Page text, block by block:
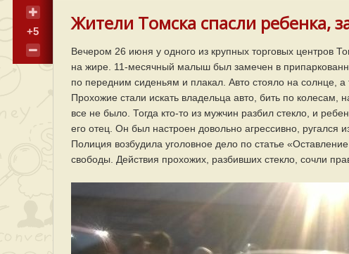
+5 Жители Томска спасли ребенка,
Вечером 26 июня у одного из крупных торговых центров
на жире. 11-месячный малыш был замечен в
по передним сиденьям и плакал. Авто стояло на солнце, а
Прохожие стали искать владельца авто, бить по колесам,
все не было. Тогда кто-то из мужчин разбил стекло, и
его отец. Он был настроен довольно агрессивно, ругался
Полиция возбудила уголовное дело по статье
свободы. Действия прохожих, разбивших стекло, сочли